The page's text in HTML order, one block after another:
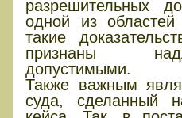
разрешительных
одной из
такие
признаны
допустимыми.
Также важным
суда, сделанный